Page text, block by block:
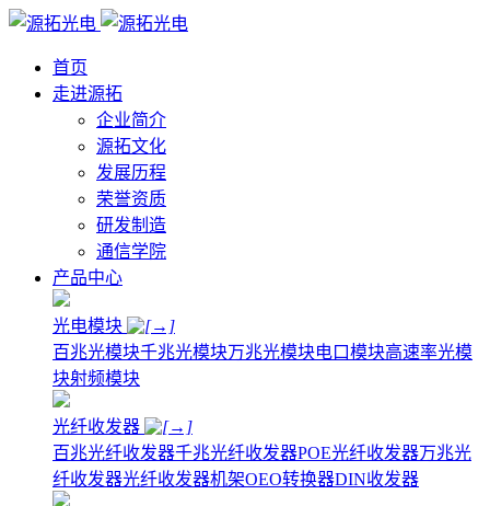
首页
走进源拓
企业简介
源拓文化
发展历程
荣誉资质
研发制造
通信学院
产品中心
光电模块
百兆光模块千兆光模块万兆光模块电口模块高速率光模
块射频模块
光纤收发器
百兆光纤收发器千兆光纤收发器POE光纤收发器万兆光
纤收发器光纤收发器机架OEO转换器DIN收发器